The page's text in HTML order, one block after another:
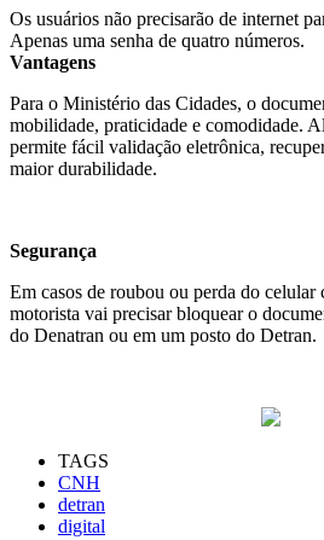
Os usuários não precisarão de internet
Apenas uma senha de quatro números.
Vantagens
Para o Ministério das Cidades, o
mobilidade, praticidade e comodidade.
permite fácil validação eletrônica,
maior durabilidade.
Segurança
Em casos de roubou ou perda do
motorista vai precisar bloquear o
do Denatran ou em um posto do Detran.
TAGS
CNH
detran
digital